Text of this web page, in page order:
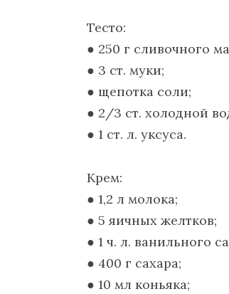
Тесто:
● 250 г сливочного
● 3 ст. муки;
● щепотка соли;
● 2/3 ст. холодной
● 1 ст. л. уксуса.
Крем:
● 1,2 л молока;
● 5 яичных желтков;
● 1 ч. л. ванильного
● 400 г сахара;
● 10 мл коньяка;